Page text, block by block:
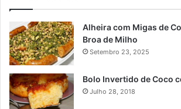
Alheira com Migas de
Broa de Milho
Setembro 23, 2025
Bolo Invertido de Coco
Julho 28, 2018